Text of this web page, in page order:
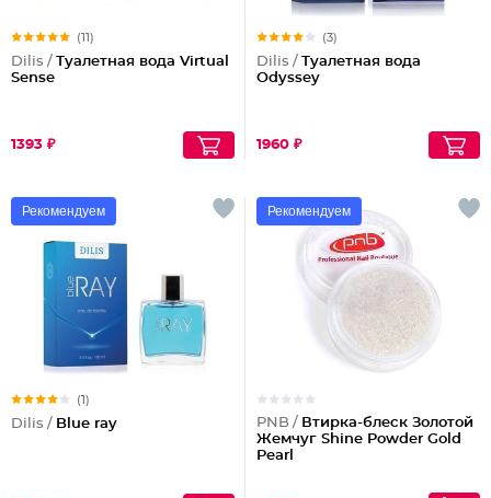
(11)
Dilis / Туалетная вода Virtual
Sense
1393 ₽
(3)
Dilis / Туалетная вода
Odyssey
1960 ₽
Рекомендуем
(1)
Dilis / Blue ray
Рекомендуем
PNB / Втирка-блеск Золотой
Жемчуг Shine Powder Gold
Pearl